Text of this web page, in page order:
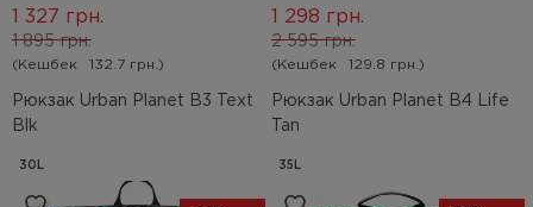
Рюкзак Urban Planet B3 Text
Blk
1 895 грн.
1 327 грн.
(Кешбек 132.7 грн.)
30L
Рюкзак Urban Planet B4 Life
Tan
2 595 грн.
1 298 грн.
(Кешбек 129.8 грн.)
35L